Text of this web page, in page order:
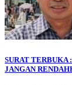
SURAT TERBUKA
JANGAN